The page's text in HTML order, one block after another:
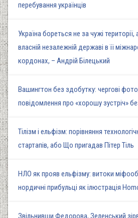
перебування українців
Україна бореться не за чужі території,
власній незалежній державі в її
кордонах, – Андрій Білецький
Вашингтон без здобутку: чергові
повідомлення про «хорошу зустріч»
Тілізм і ельфізм: порівняння
стартапів, або Що пригадав Пітер Тіль
НЛО як прояв ельфізму: витоки
нордичні прибульці як ілюстрація